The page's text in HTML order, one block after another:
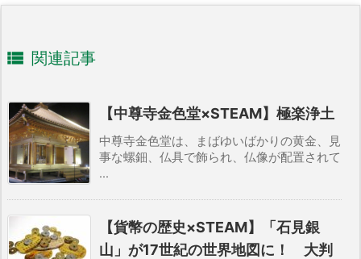
 関連記事
【中尊寺金色堂×STEAM】極楽浄土
中尊寺金色堂は、まばゆいばかりの黄金、見
事な螺鈿、仏具で飾られ、仏像が配置されて
...
【貨幣の歴史×STEAM】「石見銀
山」が17世紀の世界地図に！ 大判